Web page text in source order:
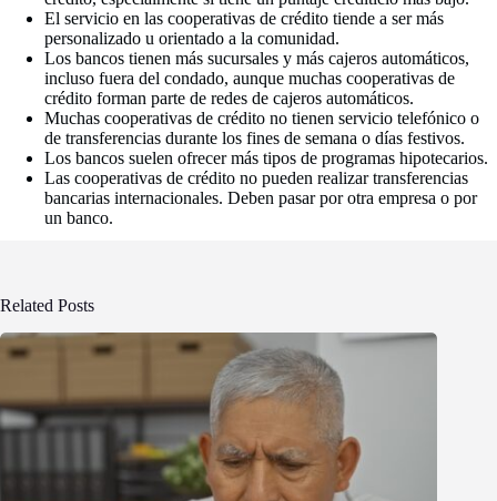
El servicio en las cooperativas de crédito tiende a ser más
personalizado u orientado a la comunidad.
Los bancos tienen más sucursales y más cajeros automáticos,
incluso fuera del condado, aunque muchas cooperativas de
crédito forman parte de redes de cajeros automáticos.
Muchas cooperativas de crédito no tienen servicio telefónico o
de transferencias durante los fines de semana o días festivos.
Los bancos suelen ofrecer más tipos de programas hipotecarios.
Las cooperativas de crédito no pueden realizar transferencias
bancarias internacionales. Deben pasar por otra empresa o por
un banco.
Related Posts